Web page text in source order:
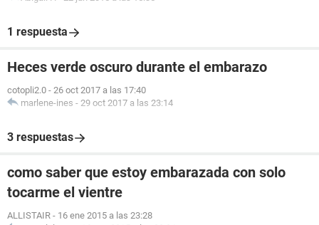
1 respuesta
Heces verde oscuro durante el embarazo
cotopli2.0 - 26 oct 2017 a las 17:40
marlene-ines - 29 oct 2017 a las 23:14
3 respuestas
como saber que estoy embarazada con solo
tocarme el vientre
ALLISTAIR - 16 ene 2015 a las 23:28